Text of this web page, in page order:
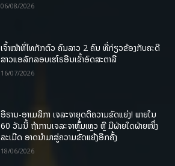
06/08/2026
ເຈົ້າໜ້າທີ່ໄທກັກຕົວ ຄົນລາວ 2 ຄົນ ທີ່ກ່ຽວຂ້ອງກັບຄະດີ
ສາວແອລັກລອບເຮໂຣອີນເຂົ້າອົດສະຕາລີ
16/07/2026
ອີຣານ-ອາເມລິກາ ເຈລະຈາຍຸດຕິຄວາມຂັດແຍ່ງ! ພາຍໃນ
60 ວັນນີ້ ຖ້າການເຈລະຈາຫຼົ້ມເຫຼວ ຫຼື ມີຝ່າຍໃດຝ່າຍໜຶ່ງ
ລະເມີດ ອາດນໍາມາສູ່ຄວາມຂັດແຍ້ງອີກຄັ້ງ
18/06/2026